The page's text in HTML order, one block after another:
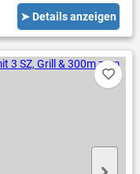
➤ Details anzeigen